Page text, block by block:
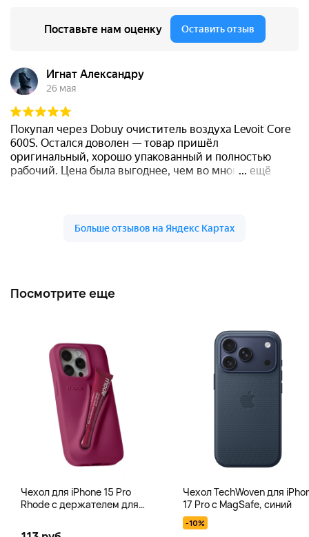
Посмотрите еще
Чехол для iPhone 15 Pro
Rhode с держателем для
Чехол TechWoven для
17 Pro с MagSafe, синий
-10%